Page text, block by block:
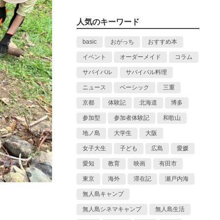
人気のキーワード
basic おがっち おすすめ本
イベント オーダーメイド コラム
サバイバル サバイバル料理
ニュース ベーシック 三重
京都 体験記 北海道 博多
参加型 参加者体験記 和歌山
地ノ島 大学生 大阪
女子大生 子ども 広島 愛媛
愛知 教育 映画 有田市
東京 海外 滞在記 瀬戸内海
無人島キャンプ
無人島シネマキャンプ 無人島生活